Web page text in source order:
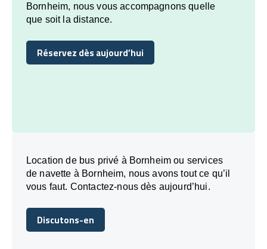
Bornheim, nous vous accompagnons quelle
que soit la distance.
Réservez dès aujourd’hui
Réservez dès aujourd’hui
Location de bus privé à Bornheim ou services
de navette à Bornheim, nous avons tout ce qu’il
vous faut. Contactez-nous dès aujourd’hui.
Discutons-en
Discutons-en